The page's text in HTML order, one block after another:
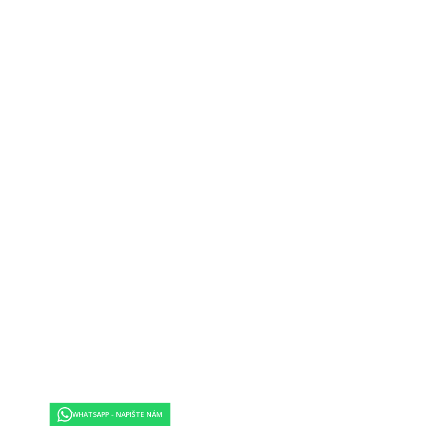
s TV/sat. Venku bazén, bar u bazénu, terasa s lehátky a slunečníky zdarma, osušky oproti kauci.
bufetu nebo programu all inclusive.
Taurus Park fitness, 4 tenisové kurty a minigolf.
vyžádání).
WHATSAPP - NAPIŠTE NÁM